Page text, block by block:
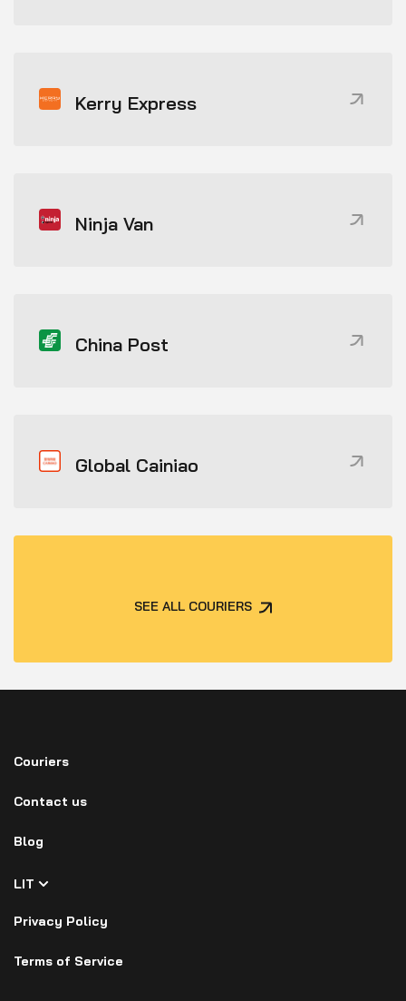
Kerry Express
Ninja Van
China Post
Global Cainiao
SEE ALL COURIERS
Couriers
Contact us
Blog
LIT
Privacy Policy
Terms of Service